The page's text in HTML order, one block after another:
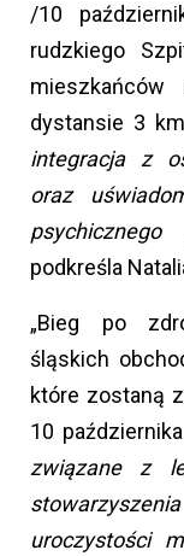
/10
rudzkiego
dystansie 3
integracja z
oraz
podkreśla
„Bieg po
śląskich
które zostaną
10
związane z
uroczystości